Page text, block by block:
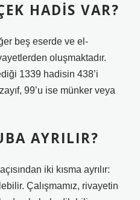
HADIS VAR?
beş eserde ve el-
oluşmaktadır.
1339 hadisin 438’i
99’u ise münker veya
AYRILIR?
iki kısma ayrılır:
Çalışmamız, rivayetin